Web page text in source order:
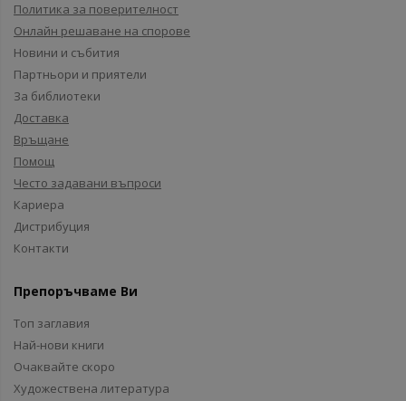
Политика за поверителност
Онлайн решаване на спорове
Новини и събития
Партньори и приятели
За библиотеки
Доставка
Връщане
Помощ
Често задавани въпроси
Кариера
Дистрибуция
Контакти
Препоръчваме Ви
Топ заглавия
Най-нови книги
Очаквайте скоро
Художествена литература